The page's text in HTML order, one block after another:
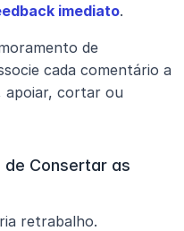
imediato.
de
cada comentário a
apoiar, cortar ou
Consertar as
retrabalho.